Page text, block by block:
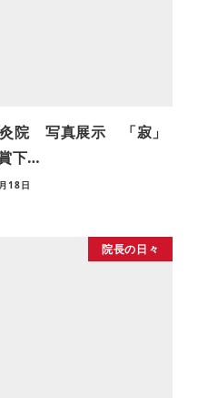
院 写真展示 「寂」
下…
18日
院長の日々